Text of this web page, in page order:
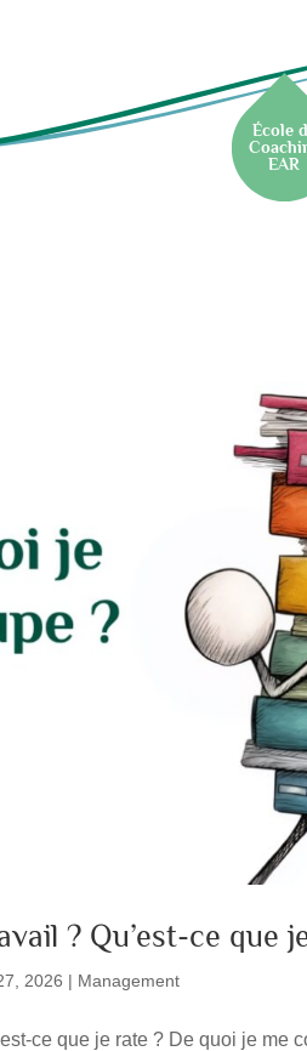
École
EAR
? Qu’est-ce que
2026 | Management
ce que je rate ? De quoi je me